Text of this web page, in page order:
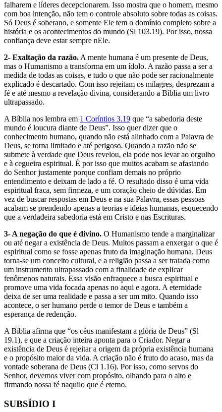
falharem e líderes decepcionarem. Isso mostra que o homem, mesmo
com boa intenção, não tem o controle absoluto sobre todas as coisas.
Só Deus é soberano, e somente Ele tem o domínio completo sobre a
história e os acontecimentos do mundo (Sl 103.19). Por isso, nossa
confiança deve estar sempre nEle.
2- Exaltação da razão. A mente humana é um presente de Deus,
mas o Humanismo a transforma em um ídolo. A razão passa a ser a
medida de todas as coisas, e tudo o que não pode ser racionalmente
explicado é descartado. Com isso rejeitam os milagres, desprezam a
fé e até mesmo a revelação divina, considerando a Bíblia um livro
ultrapassado.
A Bíblia nos lembra em 1 Coríntios 3.19 que “a sabedoria deste
mundo é loucura diante de Deus”. Isso quer dizer que o
conhecimento humano, quando não está alinhado com a Palavra de
Deus, se torna limitado e até perigoso. Quando a razão não se
submete à verdade que Deus revelou, ela pode nos levar ao orgulho
e à cegueira espiritual. É por isso que muitos acabam se afastando
do Senhor justamente porque confiam demais no próprio
entendimento e deixam de lado a fé. O resultado disso é uma vida
espiritual fraca, sem firmeza, e um coração cheio de dúvidas. Em
vez de buscar respostas em Deus e na sua Palavra, essas pessoas
acabam se prendendo apenas a teorias e ideias humanas, esquecendo
que a verdadeira sabedoria está em Cristo e nas Escrituras.
3- A negação do que é divino. O Humanismo tende a marginalizar
ou até negar a existência de Deus. Muitos passam a enxergar o que é
espiritual como se fosse apenas fruto da imaginação humana. Deus
torna-se um conceito cultural, e a religião passa a ser tratada como
um instrumento ultrapassado com a finalidade de explicar
fenômenos naturais. Essa visão enfraquece a busca espiritual e
promove uma vida focada apenas no aqui e agora. A eternidade
deixa de ser uma realidade e passa a ser um mito. Quando isso
acontece, o ser humano perde o temor de Deus e também a
esperança de redenção.
A Bíblia afirma que “os céus manifestam a glória de Deus” (Sl
19.1), e que a criação inteira aponta para o Criador. Negar a
existência de Deus é rejeitar a origem da própria existência humana
e o propósito maior da vida. A criação não é fruto do acaso, mas da
vontade soberana de Deus (Cl 1.16). Por isso, como servos do
Senhor, devemos viver com propósito, olhando para o alto e
firmando nossa fé naquilo que é eterno.
SUBSÍDIO I